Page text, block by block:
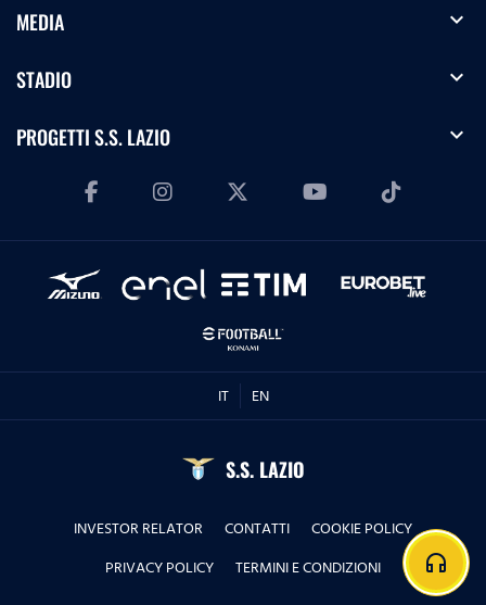
MEDIA expand_more
STADIO expand_more
PROGETTI S.S. LAZIO expand_more
IT EN
S.S. LAZIO
INVESTOR RELATOR CONTATTI
COOKIE POLICY
PRIVACY POLICY
TERMINI E CONDIZIONI headphones